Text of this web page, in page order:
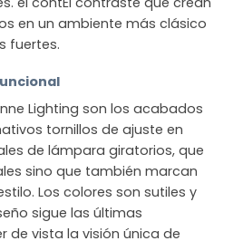
en un ambiente más clásico
fuertes.
Lighting son los acabados
tornillos de ajuste en
de lámpara giratorios, que
sino que también marcan
Los colores son sutiles y
sigue las últimas
de vista la visión única de